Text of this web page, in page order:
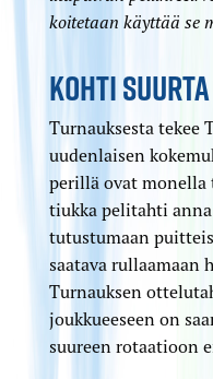
koitetaan käyttää se
KOHTI SUURTA
Turnauksesta tekee
uudenlaisen
perillä ovat monella
tiukka pelitahti anna
tutustumaan
saatava rullaamaan
Turnauksen
joukkueeseen on
suureen rotaatioon